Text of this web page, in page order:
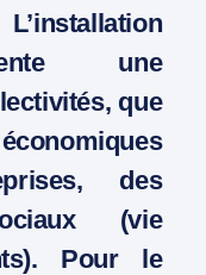
une
que
des
(vie
Pour le